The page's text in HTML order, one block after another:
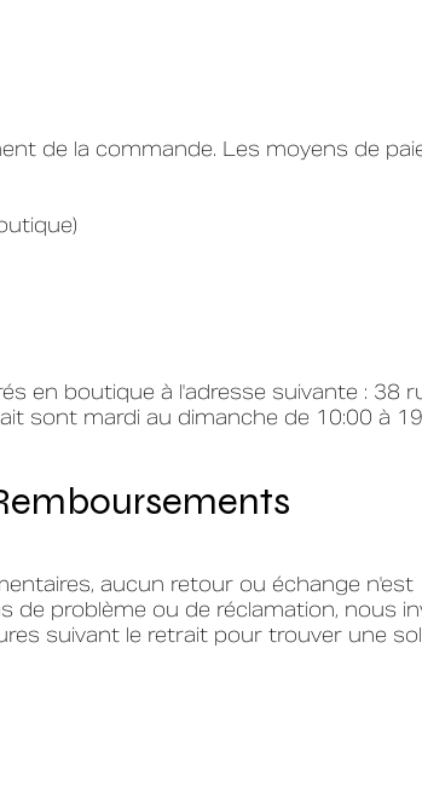
de la commande. Les moyens de
en boutique à l'adresse suivante : 38
sont mardi au dimanche de 10:00 à
aucun retour ou échange n'est
de problème ou de réclamation, nous
suivant le retrait pour trouver une